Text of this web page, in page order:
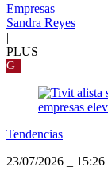
Empresas
Sandra Reyes
|
PLUS
G
Tendencias
23/07/2026
15:26